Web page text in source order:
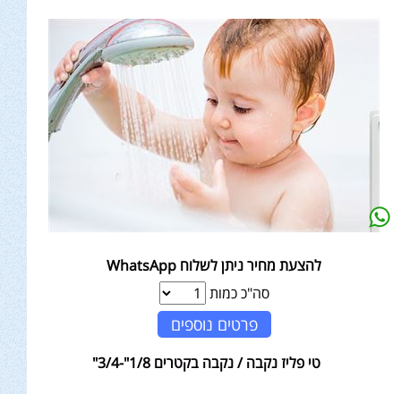
להצעת מחיר ניתן לשלוח WhatsApp
סה"כ כמות
פרטים נוספים
טי פליז נקבה / נקבה בקטרים 1/8"-3/4"